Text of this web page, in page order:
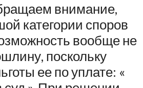
внимание,
категории споров
вообще не
поскольку
ее по уплате: «